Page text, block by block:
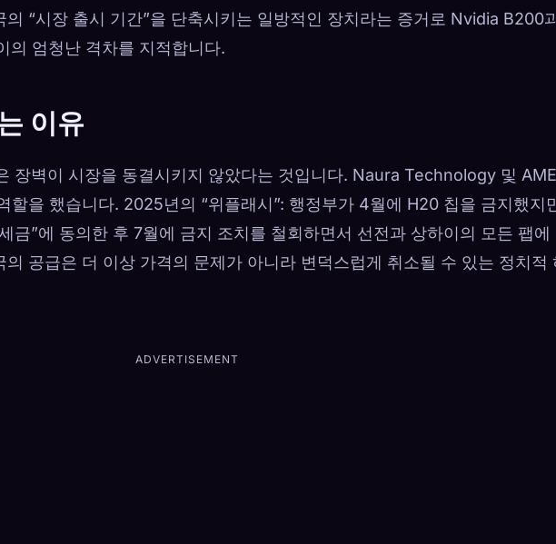
의 “시장 출시 기간”을 단축시키는 일방적인 장치라는 증거로 Nvidia B200
엄청난 격차를 지적합니다.
이유
장벽이 시장을 동결시키지 않았다는 것입니다. Naura Technology 및
할을 했습니다. 2025년의 “위플래시”: 행정부가 4월에 H20 칩을 금지했지
금”에 동의한 후 7월에 금지 조치를 철회하면서 선전과 상하이의 모든 팹에
공급은 더 이상 가격의 문제가 아니라 변덕스럽게 취소될 수 있는 정치적
ADVERTISEMENT